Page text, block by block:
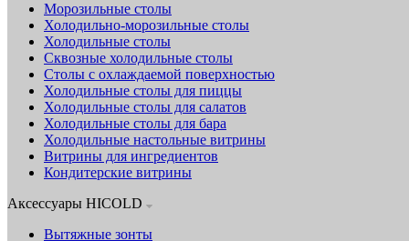
Морозильные столы
Холодильно-морозильные столы
Холодильные столы
Сквозные холодильные столы
Столы с охлаждаемой поверхностью
Холодильные столы для пиццы
Холодильные столы для салатов
Холодильные столы для бара
Холодильные настольные витрины
Витрины для ингредиентов
Кондитерские витрины
Аксессуары HICOLD
Вытяжные зонты